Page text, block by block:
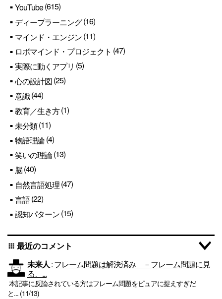
YouTube(615)
ディープラーニング(16)
マインド・エンジン(11)
ロボマインド・プロジェクト (47)
実際に動くアプリ (5)
心の設計図(25)
意識(44)
教育／生き方(1)
未分類(11)
物語理論(4)
笑いの理論(13)
脳(40)
自然言語処理(47)
言語(22)
認知パターン(15)
apps 最近のコメント
未来人:フレーム問題は解決済み －フレーム問題に見
る、...
本記事に反論されている方はフレーム問題をピュアに捉えすぎだ
と... (11/13)